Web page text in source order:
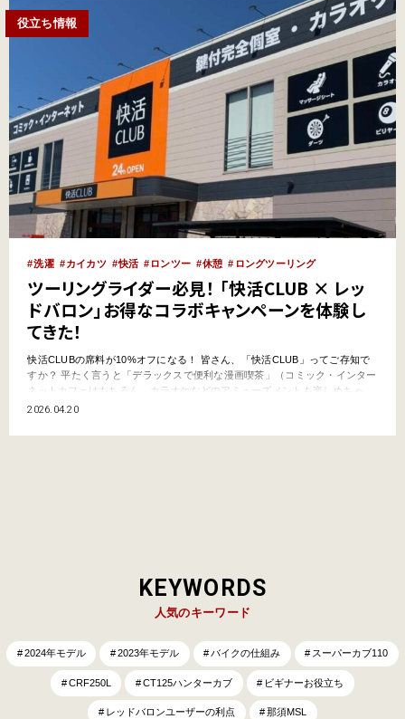
役立ち情報
洗濯 カイカツ 快活 ロンツー 休憩 ロングツーリング
ツーリングライダー必見！ 「快活CLUB × レッ
ドバロン」お得なコラボキャンペーンを体験し
てきた！
快活CLUBの席料が10%オフになる！ 皆さん、「快活CLUB」ってご存知で
すか？ 平たく言うと「デラックスで便利な漫画喫茶」（コミック・インター
ネットカフェはもちろん、カラオケなどのアミューズメントも楽しめちゃ
う！）。実は近年、「快活CLUB」がツーリングライダー（「バイク快活
確保できる・時間制でリーズナブルに利用できる・シャ…
2026.04.20
KEYWORDS
人気のキーワード
2024年モデル 2023年モデル バイクの仕組み スーパーカブ110
CRF250L CT125ハンターカブ ビギナーお役立ち
レッドバロンユーザーの利点 那須MSL